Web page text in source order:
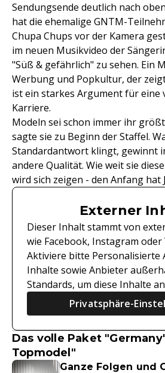
Sendungsende deutlich nach
hat die ehemalige GNTM-
Chupa Chups vor der Kamera
im neuen Musikvideo der
"Süß & gefährlich" zu sehen. Ein
Werbung und Popkultur, der
ist ein starkes Argument für eine
Karriere.
Modeln sei schon immer ihr
sagte sie zu Beginn der Staffel.
Standardantwort klingt, gewinnt
andere Qualität. Wie weit sie
wird sich zeigen - den Anfang hat
Externer
Dieser Inhalt stammt von
wie Facebook, Instagram oder
Aktiviere bitte Personalisierte
Inhalte sowie Anbieter
Standards, um diese Inhalte
Privatsphäre-
Das volle Paket
Topmodel"
Ganze Folgen und